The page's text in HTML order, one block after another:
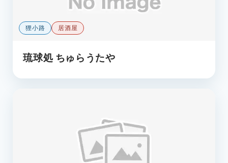
狸小路 居酒屋
琉球処 ちゅらうたや